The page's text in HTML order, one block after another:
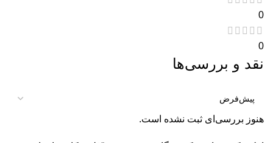
0
0
نقد و بررسی‌ها
هنوز بررسی‌ای ثبت نشده است.